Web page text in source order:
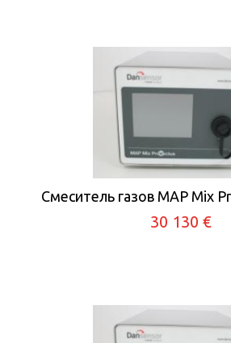
Смеситель газов MAP Mix
30 130 €